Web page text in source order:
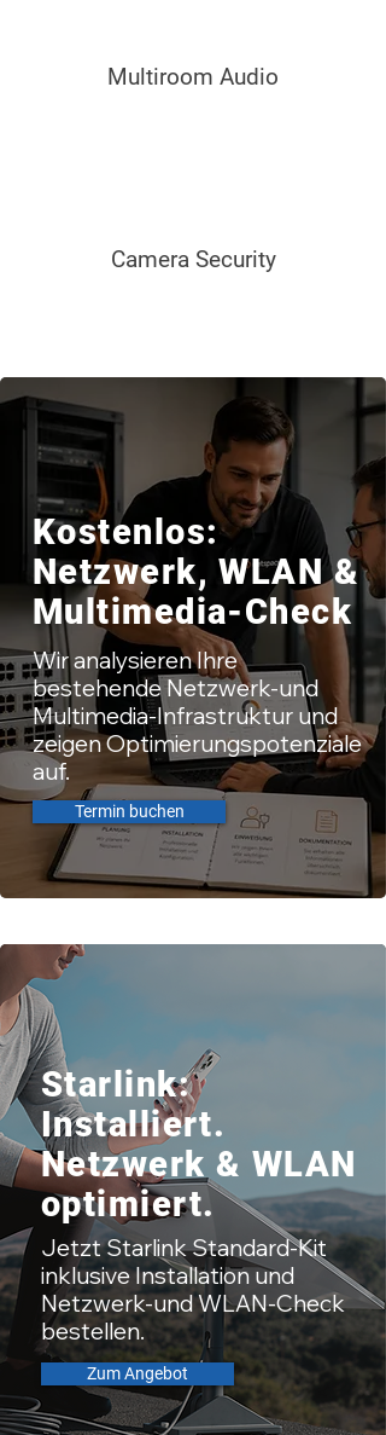
Multiroom Audio
Camera Security
Kostenlos:
Netzwerk, WLAN &
Multimedia-Check
Wir analysieren Ihre
bestehende Netzwerk-und
Multimedia-Infrastruktur und
zeigen Optimierungspotenziale
auf.
Termin buchen
Starlink:
Installiert.
Netzwerk & WLAN
optimiert.
Jetzt Starlink Standard-Kit
inklusive Installation und
Netzwerk-und WLAN-Check
bestellen.
Zum Angebot